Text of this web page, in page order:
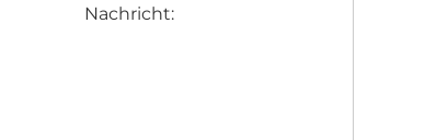
Nachricht: